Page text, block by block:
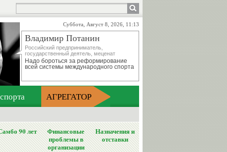
Суббота, Август 8, 2026, 11:13
Владимир Потанин
Российский предприниматель,
государственный деятель, меценат
Надо бороться за реформирование
всей системы международного спорта
АГРЕГАТОР
90 лет
Финансовые
проблемы в
организации
Назначения и
отставки